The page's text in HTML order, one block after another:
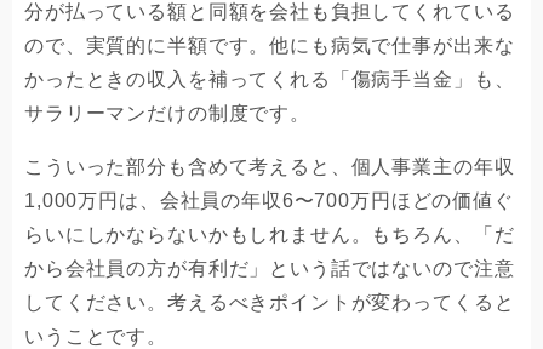
分が払っている額と同額を会社も負担してくれている
ので、実質的に半額です。他にも病気で仕事が出来な
かったときの収入を補ってくれる「傷病手当金」も、
サラリーマンだけの制度です。
こういった部分も含めて考えると、個人事業主の年収
1,000万円は、会社員の年収6〜700万円ほどの価値ぐ
らいにしかならないかもしれません。もちろん、「だ
から会社員の方が有利だ」という話ではないので注意
してください。考えるべきポイントが変わってくると
いうことです。